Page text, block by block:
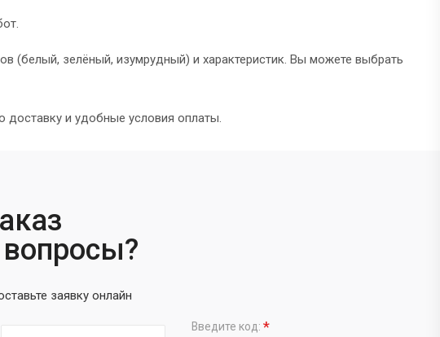
(белый, зелёный, изумрудный) и характеристик. Вы можете выбрать
и удобные условия оплаты.
заявку онлайн
Введите код: *